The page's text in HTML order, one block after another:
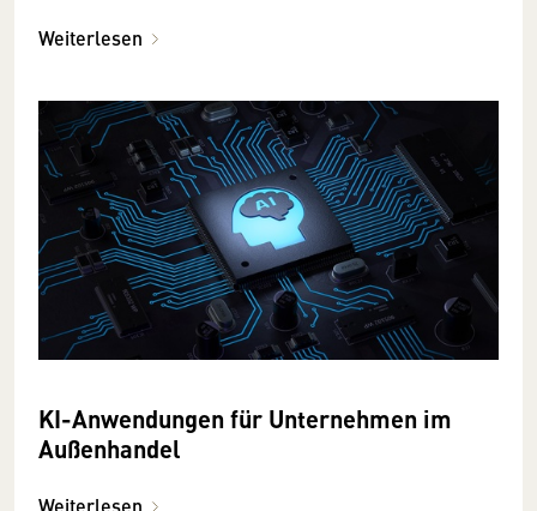
Weiterlesen
KI-Anwendungen für Unternehmen im
Außenhandel